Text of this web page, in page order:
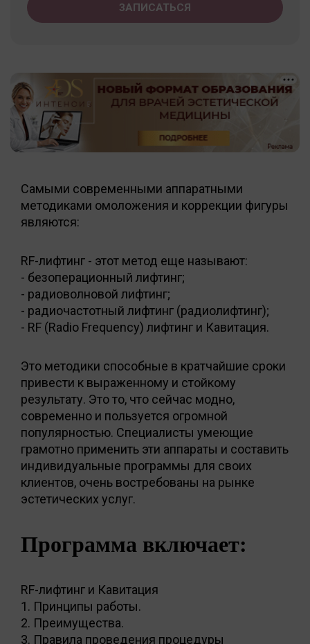
ЗАПИСАТЬСЯ
Самыми современными аппаратными
методиками омоложения и коррекции фигуры
являются:
RF-лифтинг - этот метод еще называют:
- безоперационный лифтинг;
- радиоволновой лифтинг;
- радиочастотный лифтинг (радиолифтинг);
- RF (Radio Frequency) лифтинг и Кавитация.
Это методики способные в кратчайшие сроки
привести к выраженному и стойкому
результату. Это то, что сейчас модно,
современно и пользуется огромной
популярностью. Специалисты умеющие
грамотно применить эти аппараты и составить
индивидуальные программы для своих
клиентов, очень востребованы на рынке
эстетических услуг.
Программа включает:
RF-лифтинг и Кавитация
1. Принципы работы.
2. Преимущества.
3. Правила проведения процедуры